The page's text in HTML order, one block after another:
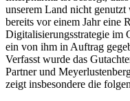
unserem Land nicht
bereits vor einem Jahr eine
Digitalisierungsstrategie im
ein von ihm in Auftrag
Verfasst wurde das
Partner und
zeigt insbesondere die